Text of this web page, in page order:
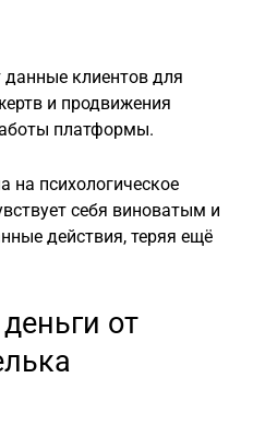
данные клиентов для
и продвижения
платформы.
на психологическое
себя виноватым и
действия, теряя ещё
от